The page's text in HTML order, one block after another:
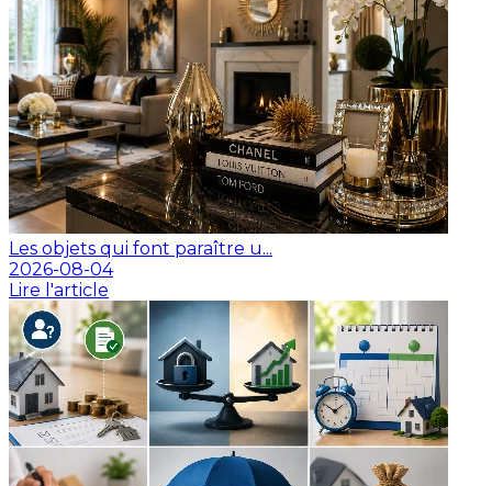
Les objets qui font paraître u...
2026-08-04
Lire l'article